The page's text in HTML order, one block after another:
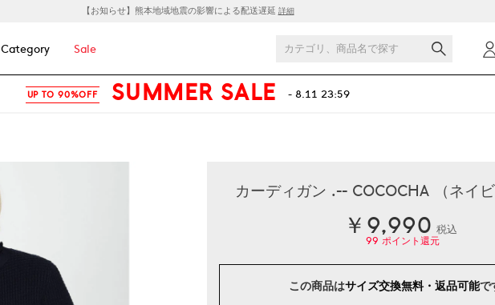
【お知らせ】熊本地域地震の影響による配送遅延 詳細
Category Sale
UP TO 90%OFF SUMMER SALE - 8.11 23:59
カーディガン .-- COCOCHA （ネイビ
￥9,990 税込
99 ポイント還元
この商品はサイズ交換無料・返品可能で